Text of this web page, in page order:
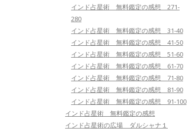
インド占星術 無料鑑定の感想 271-
280
インド占星術 無料鑑定の感想 31-40
インド占星術 無料鑑定の感想 41-50
インド占星術 無料鑑定の感想 51-60
インド占星術 無料鑑定の感想 61-70
インド占星術 無料鑑定の感想 71-80
インド占星術 無料鑑定の感想 81-90
インド占星術 無料鑑定の感想 91-100
インド占星術 無料鑑定の感想
インド占星術の広場 ダルシャナ１